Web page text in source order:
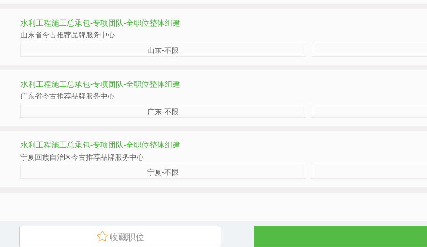
水利工程施工总承包-专项团队-全职位整体组建
山东省今古推荐品牌服务中心
山东-不限
水利工程施工总承包-专项团队-全职位整体组建
广东省今古推荐品牌服务中心
广东-不限
水利工程施工总承包-专项团队-全职位整体组建
宁夏回族自治区今古推荐品牌服务中心
宁夏-不限
收藏职位